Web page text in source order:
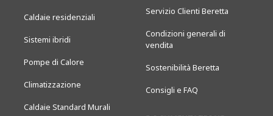
Caldaie residenziali
Sistemi ibridi
Pompe di Calore
Climatizzazione
Caldaie Standard Murali
Servizio Clienti Beretta
Condizioni generali di
vendita
Sostenibilità Beretta
Consigli e FAQ